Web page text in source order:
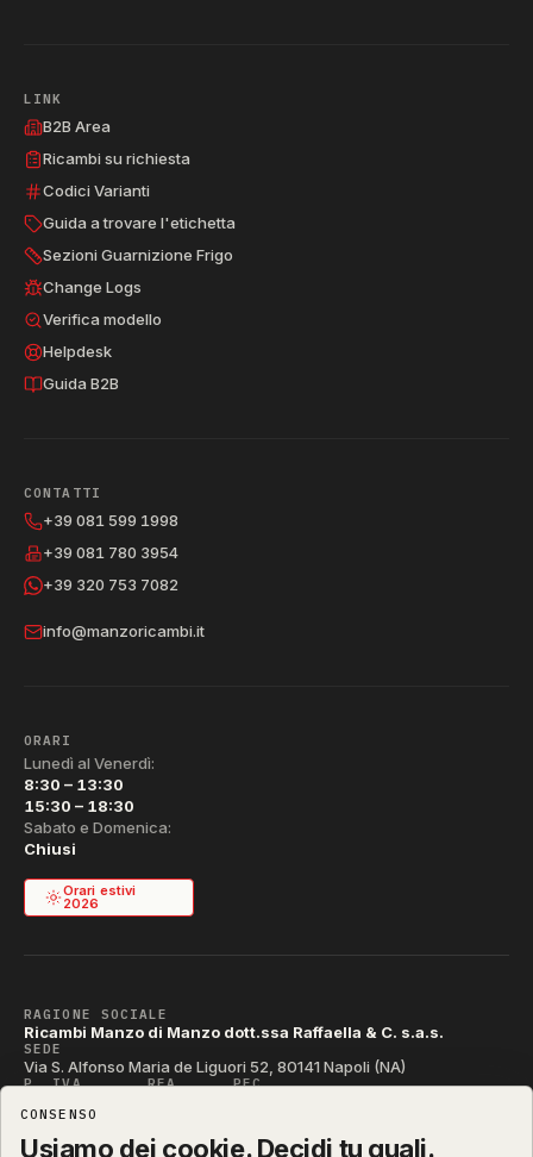
LINK
B2B Area
Ricambi su richiesta
Codici Varianti
Guida a trovare l'etichetta
Sezioni Guarnizione Frigo
Change Logs
Verifica modello
Helpdesk
Guida B2B
CONTATTI
+39 081 599 1998
+39 081 780 3954
+39 320 753 7082
info@manzoricambi.it
ORARI
Lunedì al Venerdì:
8:30 – 13:30
15:30 – 18:30
Sabato e Domenica:
Chiusi
Orari estivi
2026
RAGIONE SOCIALE
Ricambi Manzo di Manzo dott.ssa Raffaella & C. s.a.s.
SEDE
Via S. Alfonso Maria de Liguori 52, 80141 Napoli (NA)
P. IVA REA PEC
CODICE SDI
T04ZHR3
CONSENSO
Usiamo dei cookie. Decidi tu quali.